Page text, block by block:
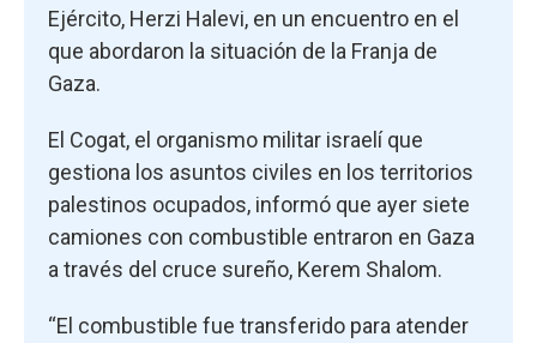
Ejército, Herzi Halevi, en un encuentro en el
que abordaron la situación de la Franja de
Gaza.
El Cogat, el organismo militar israelí que
gestiona los asuntos civiles en los territorios
palestinos ocupados, informó que ayer siete
camiones con combustible entraron en Gaza
a través del cruce sureño, Kerem Shalom.
“El combustible fue transferido para atender